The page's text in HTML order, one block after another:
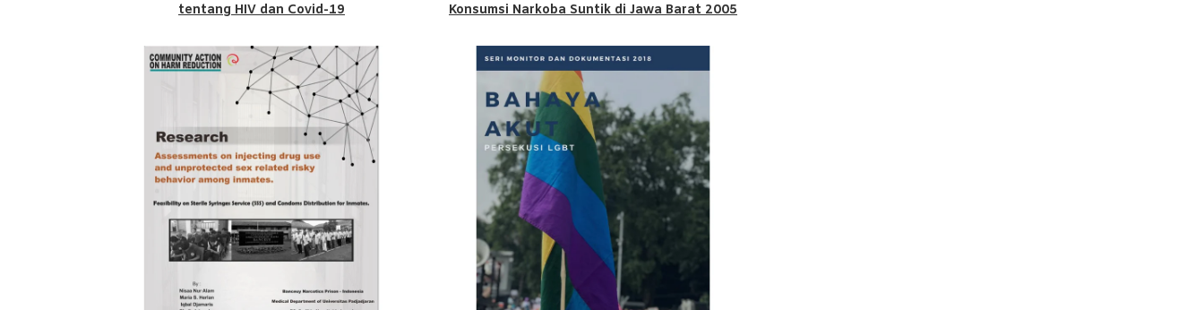
tentang HIV dan Covid-19
Konsumsi Narkoba Suntik di Jawa Barat 2005